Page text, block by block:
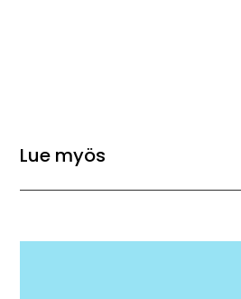
Lue myös